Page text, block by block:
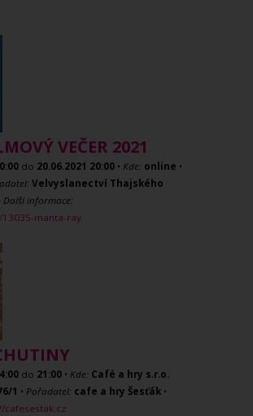
VEČER 2021
do 20.06.2021 20:00 • Kde: online •
Velvyslanectví Thajského
Další informace:
manta-ray
do 21:00 • Kde: Café a hry s.r.o.
1 • Pořadatel: cafe a hry Šesťák •
cafesestak.cz